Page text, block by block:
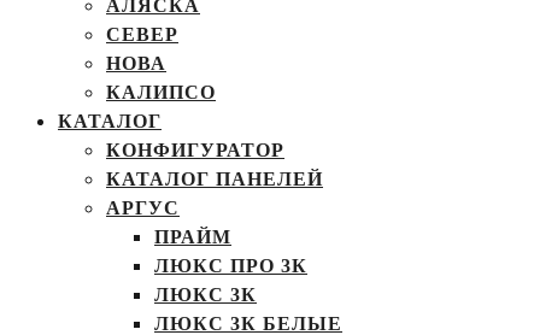
АЛЯСКА
СЕВЕР
НОВА
КАЛИПСО
КАТАЛОГ
КОНФИГУРАТОР
КАТАЛОГ ПАНЕЛЕЙ
АРГУС
ПРАЙМ
ЛЮКС ПРО 3К
ЛЮКС 3К
ЛЮКС 3К БЕЛЫЕ